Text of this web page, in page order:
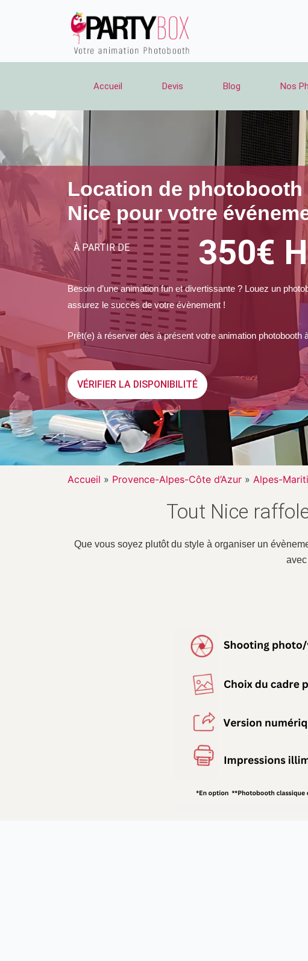
Accueil Devis Blog Nos
Location de photobooth
Nice pour votre
À PARTIR DE 350€
Besoin d’une animation fun et divertissante ? Louez un
assurez le succès de votre évènement !
Prêt(e) à réserver dès à présent votre animation photobooth
VÉRIFIER LA DISPONIBILITÉ
Accueil » Provence-Alpes-Côte d’Azur » Alpes-
Tout Nice
Que vous soyez plutôt du style à organiser un